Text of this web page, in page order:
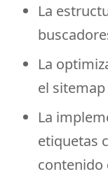
La
La
el sitemap
La
etiquetas
contenido